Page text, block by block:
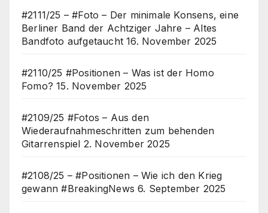
#2111/25 – #Foto – Der minimale Konsens, eine
Berliner Band der Achtziger Jahre – Altes
Bandfoto aufgetaucht 16. November 2025
#2110/25 #Positionen – Was ist der Homo
Fomo? 15. November 2025
#2109/25 #Fotos – Aus den
Wiederaufnahmeschritten zum behenden
Gitarrenspiel 2. November 2025
#2108/25 – #Positionen – Wie ich den Krieg
gewann #BreakingNews 6. September 2025